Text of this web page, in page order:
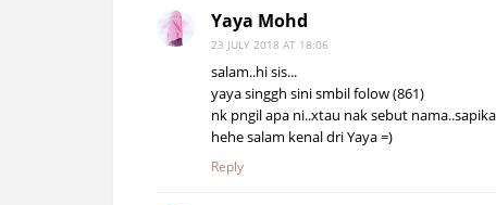
Yaya Mohd
23 JULY 2018 AT 18:06
salam..hi sis...
yaya singgh sini smbil folow (861)
nk pngil apa ni..xtau nak sebut
hehe salam kenal dri Yaya =)
Reply